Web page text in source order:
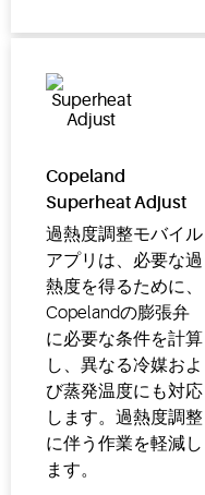
Copeland
Superheat Adjust
過熱度調整モバイル
アプリは、必要な過
熱度を得るために、
Copelandの膨張弁
に必要な条件を計算
し、異なる冷媒およ
び蒸発温度にも対応
します。過熱度調整
に伴う作業を軽減し
ます。